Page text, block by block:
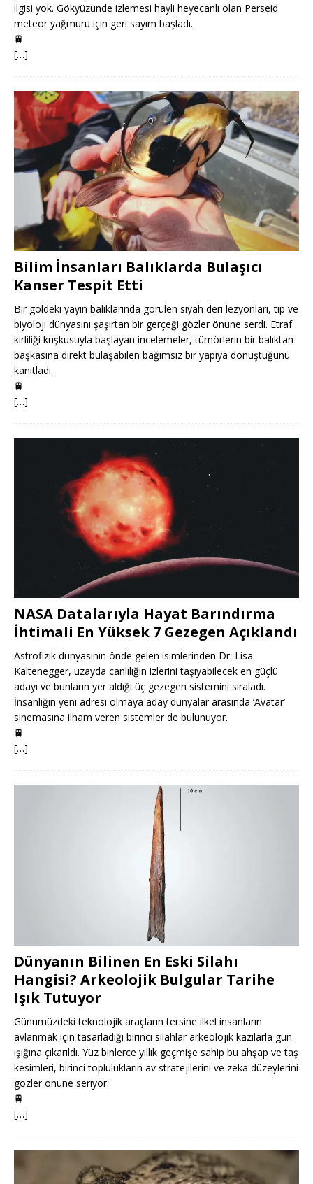
ilgisi yok. Gökyüzünde izlemesi hayli heyecanlı olan Perseid
meteor yağmuru için geri sayım başladı.
🚆
[…]
Bilim İnsanları Balıklarda Bulaşıcı
Kanser Tespit Etti
Bir göldeki yayın balıklarında görülen siyah deri lezyonları, tıp ve
biyoloji dünyasını şaşırtan bir gerçeği gözler önüne serdi. Etraf
kirliliği kuşkusuyla başlayan incelemeler, tümörlerin bir balıktan
başkasına direkt bulaşabilen bağımsız bir yapıya dönüştüğünü
kanıtladı.
🚆
[…]
NASA Datalarıyla Hayat Barındırma
İhtimali En Yüksek 7 Gezegen Açıklandı
Astrofizik dünyasının önde gelen isimlerinden Dr. Lisa
Kaltenegger, uzayda canlılığın izlerini taşıyabilecek en güçlü
adayı ve bunların yer aldığı üç gezegen sistemini sıraladı.
İnsanlığın yeni adresi olmaya aday dünyalar arasında ‘Avatar’
sinemasına ilham veren sistemler de bulunuyor.
🚆
[…]
Dünyanın Bilinen En Eski Silahı
Hangisi? Arkeolojik Bulgular Tarihe
Işık Tutuyor
Günümüzdeki teknolojik araçların tersine ilkel insanların
avlanmak için tasarladığı birinci silahlar arkeolojik kazılarla gün
ışığına çıkarıldı. Yüz binlerce yıllık geçmişe sahip bu ahşap ve taş
kesimleri, birinci toplulukların av stratejilerini ve zeka düzeylerini
gözler önüne seriyor.
🚆
[…]